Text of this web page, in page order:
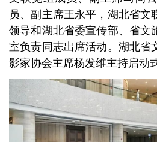
员、副主席王永平，湖北省
领导和湖北省委宣传部、省文
室负责同志出席活动。湖北省
影家协会主席杨发维主持启动式